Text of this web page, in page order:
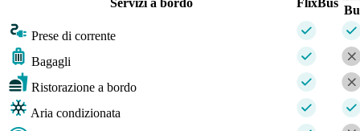
Servizi a bordo
FlixBus
Prese di corrente
Bagagli
Ristorazione a bordo
Aria condizionata